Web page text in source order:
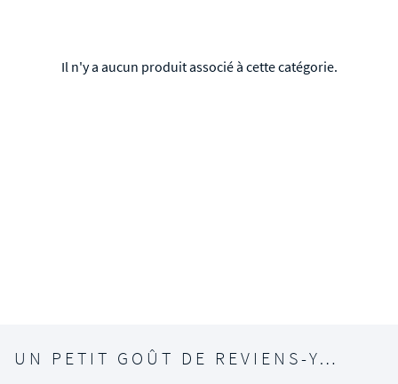
Il n'y a aucun produit associé à cette catégorie.
UN PETIT GOÛT DE REVIENS-Y…